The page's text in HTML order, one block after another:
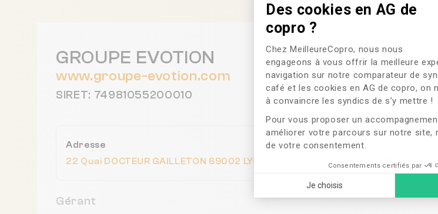
Des cookies en AG de
copro ?
Plateforme de Gestion
Chez MeilleureCopro, nous nous
engageons à vous offrir la meilleure
navigation sur notre comparateur de
café et les cookies en AG de copro, on
à convaincre les syndics de s’y mettre !
Pour vous proposer un
améliorer votre parcours sur notre site,
de votre consentement.
Consentements certifiés par
Je choisis
Axeptio consent
GROUPE EVOTION
www.groupe-evotion.com
SIRET: 74981055200010
Adresse
22 Quai DOCTEUR GAILLETON 69002 LYON, France
Gérant